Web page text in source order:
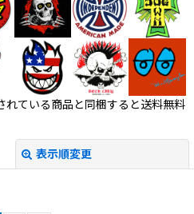
れている商品と同梱すると送料無料
表示順変更